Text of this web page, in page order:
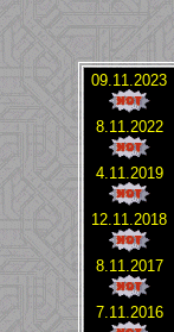
09.11.2023
8.11.2022
4.11.2019
12.11.2018
8.11.2017
7.11.2016